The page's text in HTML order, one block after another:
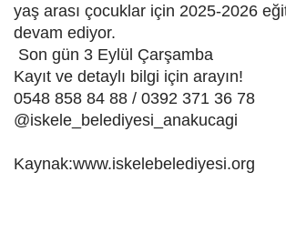
yaş arası çocuklar için 2025-2026
devam ediyor.
Son gün 3 Eylül Çarşamba
Kayıt ve detaylı bilgi için arayın!
0548 858 84 88 / 0392 371 36 78
@iskele_belediyesi_anakucagi
Kaynak:www.iskelebelediyesi.org